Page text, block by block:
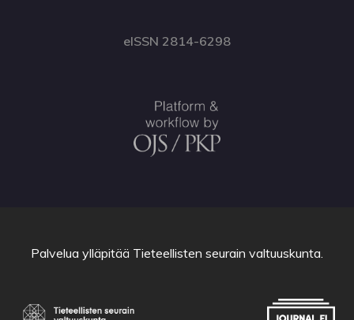
eISSN 2814-6298
Palvelua ylläpitää Tieteellisten seurain valtuuskunta.